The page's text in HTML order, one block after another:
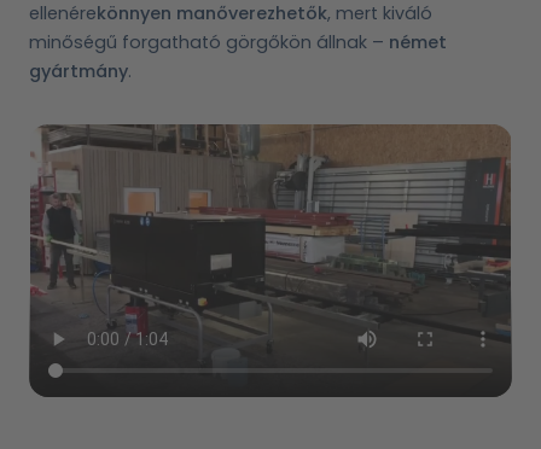
ellenérekönnyen manőverezhetők, mert kiváló
minőségű forgatható görgőkön állnak – német
gyártmány.